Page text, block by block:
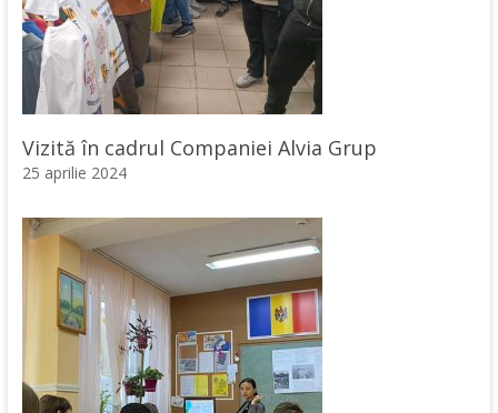
Vizită în cadrul Companiei Alvia Grup
25 aprilie 2024